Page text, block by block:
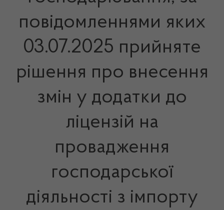
повідомленнями яких
03.07.2025 прийняте
рішення про внесення
змін у додатки до
ліцензій на
провадження
господарської
діяльності з імпорту